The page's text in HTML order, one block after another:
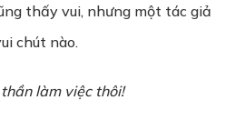
thấy vui, nhưng một tác giả
chút nào.
ần làm việc thôi!